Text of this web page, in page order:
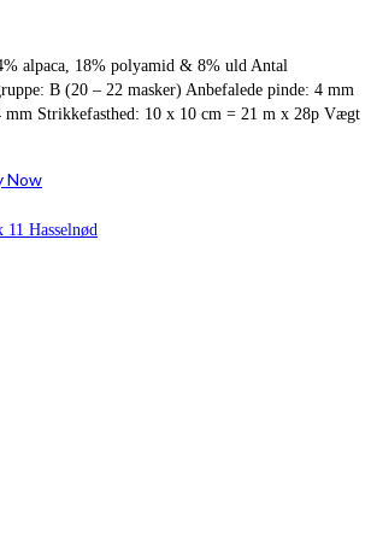
alpaca, 18% polyamid & 8% uld Antal
B (20 – 22 masker) Anbefalede pinde: 4 mm
mm Strikkefasthed: 10 x 10 cm = 21 m x 28p Vægt
Now